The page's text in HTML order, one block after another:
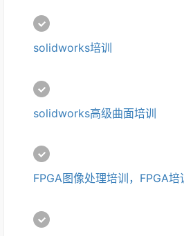
solidworks培训
solidworks高级曲面培训
FPGA图像处理培训，FPGA培